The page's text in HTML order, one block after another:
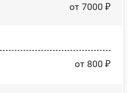
от 7000 ₽
от 800 ₽